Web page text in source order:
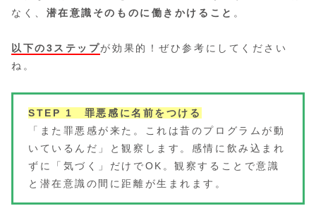
なく、 潜在意識そのものに働きかけること 。
以下の3ステップが効果的！ぜひ参考にしてください
ね。
STEP 1 罪悪感に名前をつける
「また罪悪感が来た。これは昔のプログラムが動
いているんだ」と観察します。感情に飲み込まれ
ずに「気づく」だけでOK。観察することで意識
と潜在意識の間に距離が生まれます。